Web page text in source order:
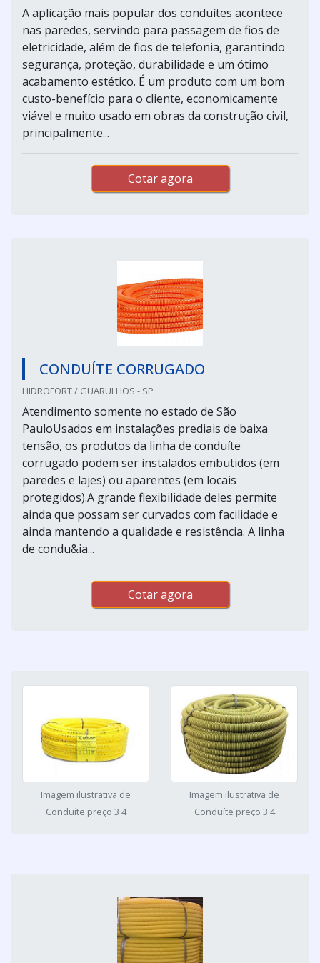
A aplicação mais popular dos conduítes acontece
nas paredes, servindo para passagem de fios de
eletricidade, além de fios de telefonia, garantindo
segurança, proteção, durabilidade e um ótimo
acabamento estético. É um produto com um bom
custo-benefício para o cliente, economicamente
viável e muito usado em obras da construção civil,
principalmente...
Cotar agora
CONDUÍTE CORRUGADO
HIDROFORT / GUARULHOS - SP
Atendimento somente no estado de São
PauloUsados em instalações prediais de baixa
tensão, os produtos da linha de conduíte
corrugado podem ser instalados embutidos (em
paredes e lajes) ou aparentes (em locais
protegidos).A grande flexibilidade deles permite
ainda que possam ser curvados com facilidade e
ainda mantendo a qualidade e resistência. A linha
de condu&ia...
Cotar agora
Imagem ilustrativa de
Conduíte preço 3 4
Imagem ilustrativa de
Conduíte preço 3 4